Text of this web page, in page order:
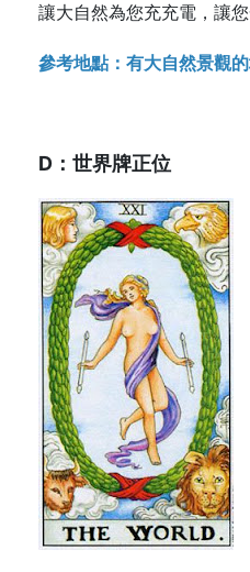
讓大自然為您充充電，讓
參考地點：有大自然景觀
D：世界牌正位